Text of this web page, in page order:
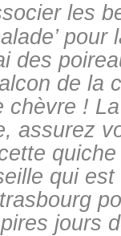
les
pour
des
de la
chèvre !
assurez
qui
jours